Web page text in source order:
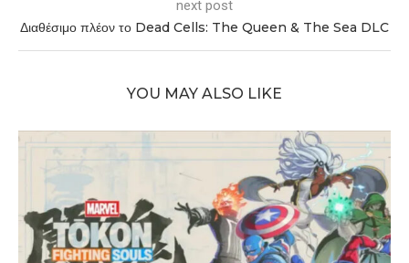
next post
Διαθέσιμο πλέον το Dead Cells: The Queen & The Sea DLC
YOU MAY ALSO LIKE